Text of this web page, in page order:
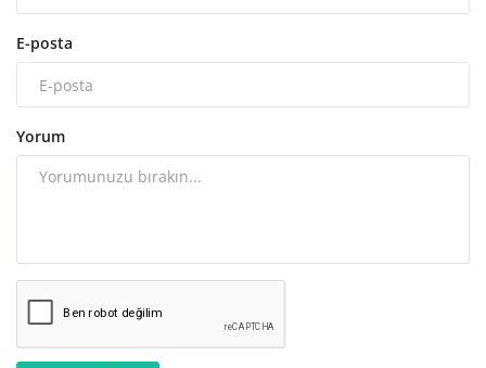
E-posta
Yorum